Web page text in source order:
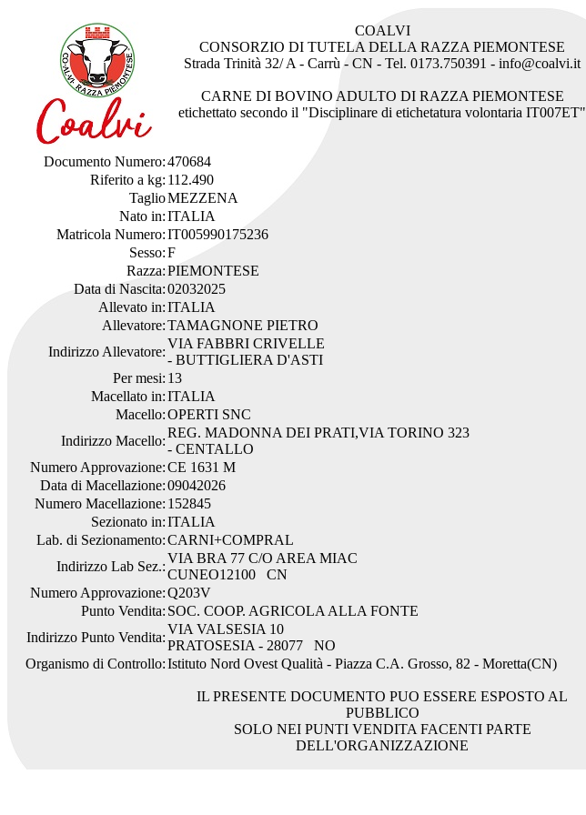
COALVI
CONSORZIO DI TUTELA DELLA RAZZA PIEMONTESE
Strada Trinità 32/ A - Carrù - CN - Tel. 0173.750391 - info@coalvi.it
CARNE DI BOVINO ADULTO DI RAZZA PIEMONTESE
etichettato secondo il "Disciplinare di etichetatura volontaria IT007ET"
Documento Numero:470684
Riferito a kg: 112.490
TaglioMEZZENA
Nato in:ITALIA
Matricola Numero:IT005990175236
Sesso:F
Razza:PIEMONTESE
Data di Nascita:02032025
Allevato in:ITALIA
Allevatore:TAMAGNONE PIETRO
Indirizzo Allevatore:
VIA FABBRI CRIVELLE
- BUTTIGLIERA D'ASTI
Per mesi: 13
Macellato in:ITALIA
Macello:OPERTI SNC
Indirizzo Macello:
REG. MADONNA DEI PRATI,VIA TORINO 323
- CENTALLO
Numero Approvazione:CE 1631 M
Data di Macellazione:09042026
Numero Macellazione: 152845
Sezionato in:ITALIA
Lab. di Sezionamento:CARNI+COMPRAL
Indirizzo Lab Sez.:
VIA BRA 77 C/O AREA MIAC
CUNEO12100 CN
Numero Approvazione:Q203V
Punto Vendita: SOC. COOP. AGRICOLA ALLA FONTE
Indirizzo Punto Vendita:
VIA VALSESIA 10
PRATOSESIA - 28077 NO
Organismo di Controllo:Istituto Nord Ovest Qualità - Piazza C.A. Grosso, 82 - Moretta(CN)
IL PRESENTE DOCUMENTO PUO ESSERE ESPOSTO AL
PUBBLICO
SOLO NEI PUNTI VENDITA FACENTI PARTE
DELL'ORGANIZZAZIONE